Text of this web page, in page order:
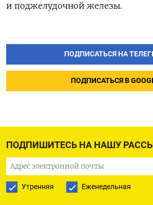
ПОДПИШИТЕСЬ НА НАШУ
Утренняя Еженедельная
и поджелудочной железы.
ПОДПИСАТЬСЯ НА
ПОДПИСАТЬСЯ В
Путин призвал
немедленному
переговоров